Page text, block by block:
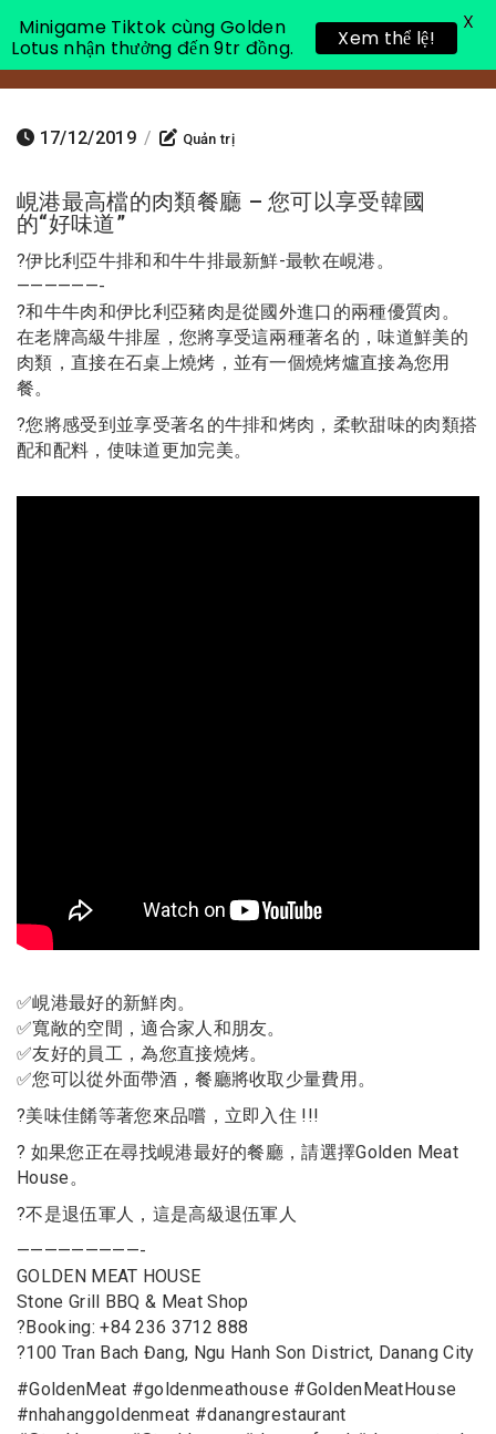
Toggle
17/12/2019 / Quản trị
峴港最高檔的肉類餐廳 – 您可以享受韓國
的“好味道”
?伊比利亞牛排和和牛牛排最新鮮-最軟在峴港。
——————-
?和牛牛肉和伊比利亞豬肉是從國外進口的兩種優質肉。
在老牌高級牛排屋，您將享受這兩種著名的，味道鮮美的
肉類，直接在石桌上燒烤，並有一個燒烤爐直接為您用
餐。
?您將感受到並享受著名的牛排和烤肉，柔軟甜味的肉類搭
配和配料，使味道更加完美。
✅峴港最好的新鮮肉。
✅寬敞的空間，適合家人和朋友。
✅友好的員工，為您直接燒烤。
✅您可以從外面帶酒，餐廳將收取少量費用。
?美味佳餚等著您來品嚐，立即入住 !!!
? 如果您正在尋找峴港最好的餐廳，請選擇Golden Meat
House。
?不是退伍軍人，這是高級退伍軍人
—————————-
GOLDEN MEAT HOUSE
Stone Grill BBQ & Meat Shop
?Booking: +84 236 3712 888
?100 Tran Bach Đang, Ngu Hanh Son District, Danang City
#GoldenMeat #goldenmeathouse #GoldenMeatHouse
#nhahanggoldenmeat #danangrestaurant
Minigame Tiktok cùng Golden
Lotus nhận thưởng đến 9tr đồng.
Xem thể lệ!
X